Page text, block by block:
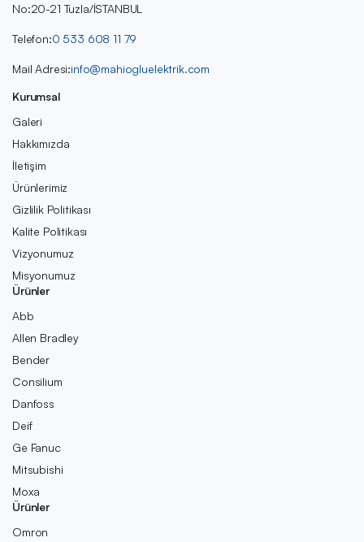
No:20-21 Tuzla/İSTANBUL
Telefon:0 533 608 11 79
Mail Adresi:info@mahiogluelektrik.com
Kurumsal
Galeri
Hakkımızda
İletişim
Ürünlerimiz
Gizlilik Politikası
Kalite Politikası
Vizyonumuz
Misyonumuz
Ürünler
Abb
Allen Bradley
Bender
Consilium
Danfoss
Deif
Ge Fanuc
Mitsubishi
Moxa
Ürünler
Omron